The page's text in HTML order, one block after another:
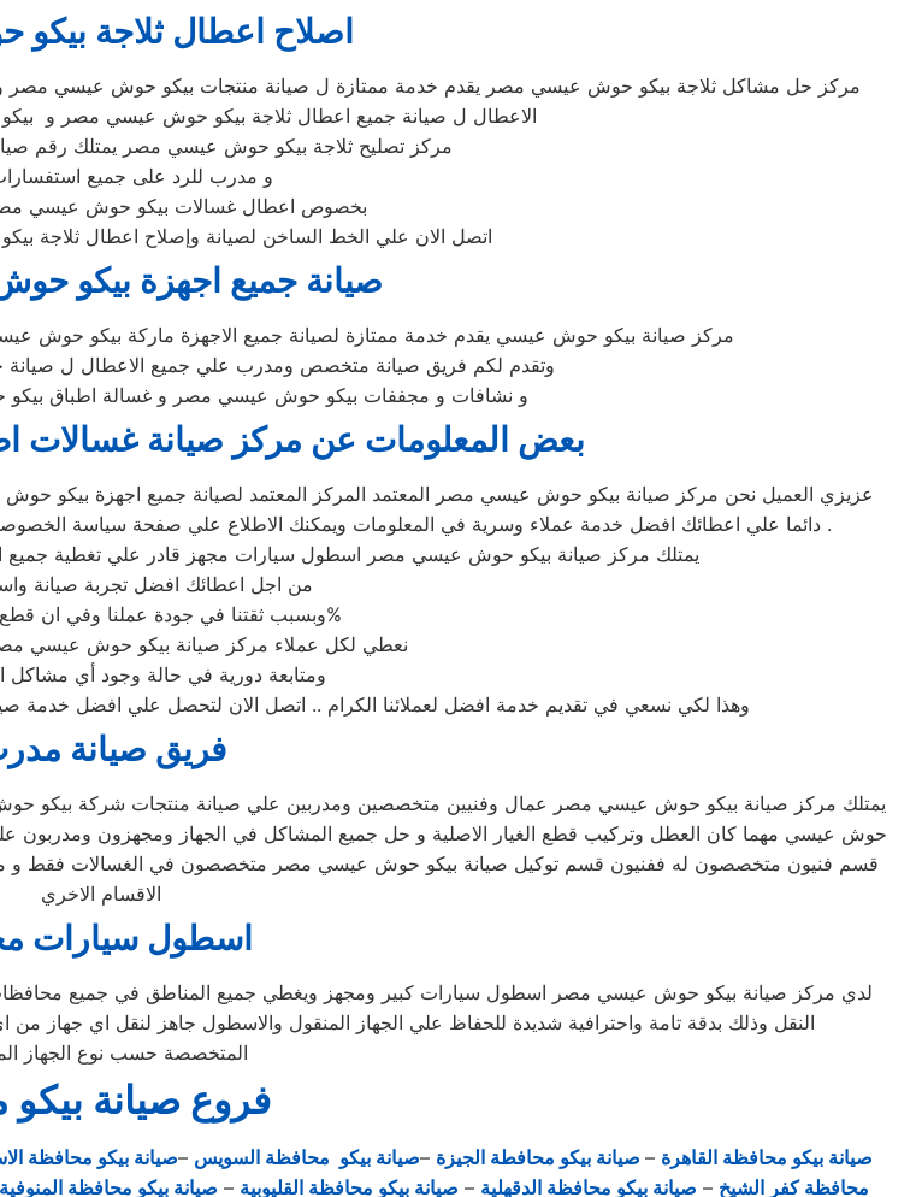
اصلاح اعطال ثلاجة
مركز حل مشاكل ثلاجة بيكو حوش عيسي مصر يقدم خدمة ممتازة ل صيانة منتجات بيكو حوش عيسي
الاعطال ل صيانة جميع اعطال ثلاجة بيكو حوش عيسي مصر و
مركز تصليح ثلاجة بيكو حوش عيسي مصر يمتلك رقم
و مدرب للرد على جميع
بخصوص اعطال غسالات بيكو حوش عيسي مصر
اتصل الان علي الخط الساخن لصيانة وإصلاح اعطال ثلاجة
صيانة جميع اجهزة بيكو
مركز صيانة بيكو حوش عيسي يقدم خدمة ممتازة لصيانة جميع الاجهزة ماركة بيكو
وتقدم لكم فريق صيانة متخصص ومدرب علي جميع الاعطال ل
و نشافات و مجففات بيكو حوش عيسي مصر و غسالة اطباق بيكو
بعض المعلومات عن مركز صيانة
عزيزي العميل نحن مركز صيانة بيكو حوش عيسي مصر المعتمد المركز المعتمد لصيانة جميع اجهزة بيكو
دائما علي اعطائك افضل خدمة عملاء وسرية في المعلومات ويمكنك الاطلاع علي صفحة سياسة الخصوصية لمعرفة كيف يهتم مركز صيانة بيكو حوش عيسي مصر براحتك وبسرية بياناتك .
يمتلك مركز صيانة بيكو حوش عيسي مصر اسطول سيارات مجهز قادر علي تغطية جميع
من اجل اعطائك افضل تجربة صيانة
وبسبب ثقتنا في جودة عملنا وفي ان قطع غيارنا اصلية 100%
نعطي لكل عملاء مركز صيانة بيكو حوش عيسي
ومتابعة دورية في حالة وجود أي مشاكل
وهذا لكي نسعي في تقديم خدمة افضل لعملائنا الكرام .. اتصل الان لتحصل علي افضل خدمة صيانة
فريق صيانة
يمتلك مركز صيانة بيكو حوش عيسي مصر عمال وفنيين متخصصين ومدربين علي صيانة منتجات شركة
حوش عيسي مهما كان العطل وتركيب قطع الغيار الاصلية و حل جميع المشاكل في الجهاز ومجهزون ومدربون
قسم فنيون متخصصون له ففنيون قسم توكيل صيانة بيكو حوش عيسي مصر متخصصون في الغسالات
الاقسام الاخري
اسطول سيارات
لدي مركز صيانة بيكو حوش عيسي مصر اسطول سيارات كبير ومجهز ويغطي جميع المناطق في جميع محافظات
النقل وذلك بدقة تامة واحترافية شديدة للحفاظ علي الجهاز المنقول والاسطول جاهز لنقل اي
المتخصصة حسب نوع الجهاز
فروع صيانة
صيانة بيكو محافظة القاهرة – صيانة بيكو محافطة الجيزة –صيانة بيكو محافظة السويس –صيانة بيكو محافظة
محافظة كفر الشيخ – صيانة بيكو محافظة الدقهلية – صيانة بيكو محافظة القليوبية – صيانة بيكو محافظة المنوفية